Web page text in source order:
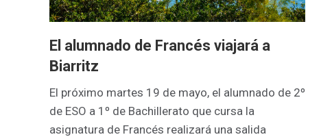
El alumnado de Francés viajará a
Biarritz
El próximo martes 19 de mayo, el alumnado de 2º
de ESO a 1º de Bachillerato que cursa la
asignatura de Francés realizará una salida